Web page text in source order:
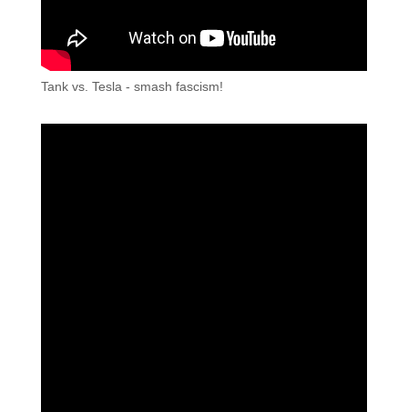
Tank vs. Tesla - smash fascism!